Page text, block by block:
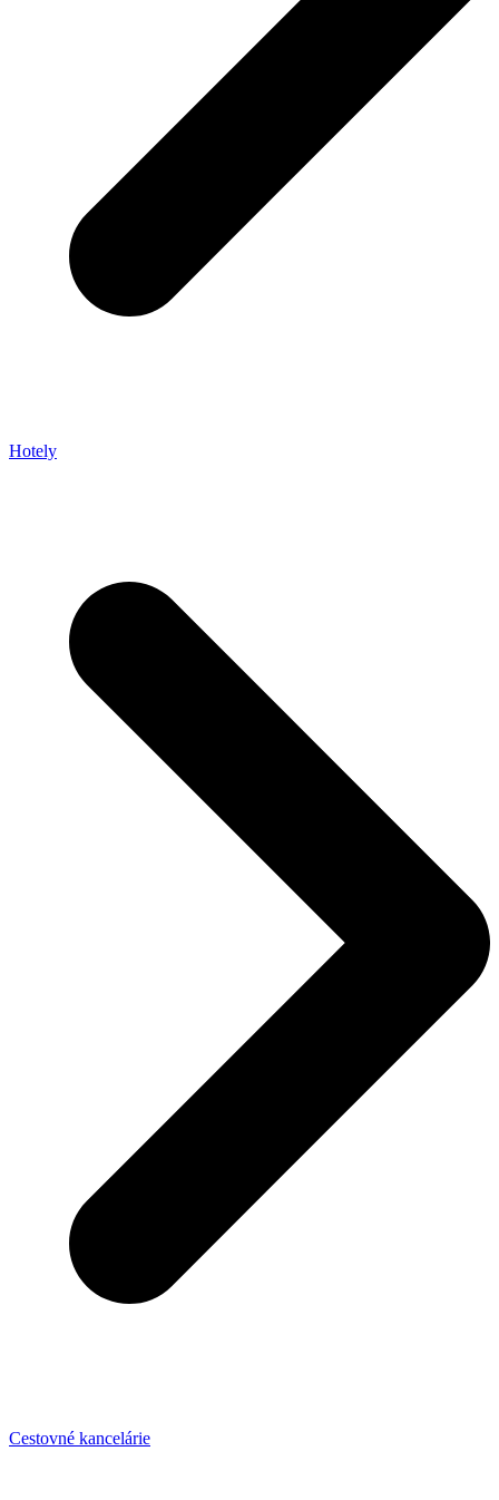
Hotely
Cestovné kancelárie